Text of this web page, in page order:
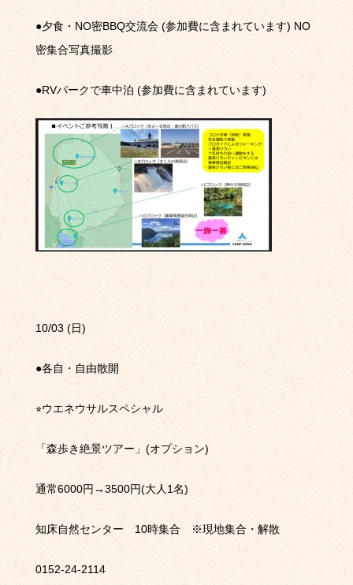
●夕食・ NO密BBQ交流会(参加費に含まれています) NO
密集合写真撮影
●RVパークで車中泊 (参加費に含まれています)
10/03 (日)
●各自・自由散開
⭐︎ウエネウサルスペシャル
「森歩き絶景ツアー」 (オプション)
通常6000円→3500円(大人 1名)
知床自然センター 10時集合 ※現地集合・解散
0152-24-2114